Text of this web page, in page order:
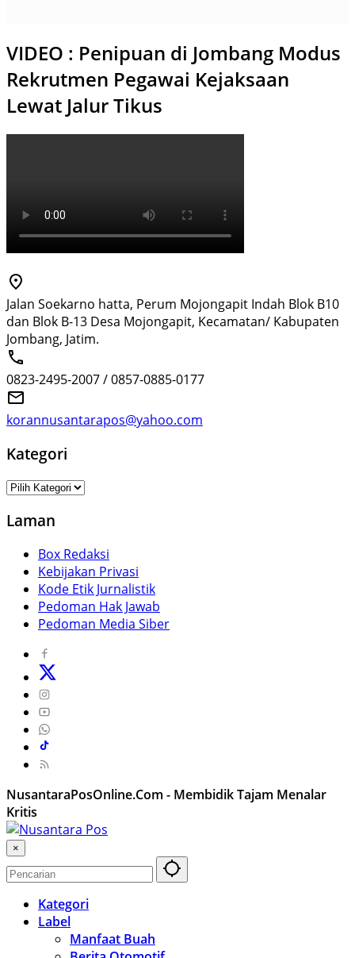
VIDEO : Penipuan di Jombang Modus
Rekrutmen Pegawai Kejaksaan
Lewat Jalur Tikus
Jalan Soekarno hatta, Perum Mojongapit Indah Blok B10
dan Blok B-13 Desa Mojongapit, Kecamatan/ Kabupaten
Jombang, Jatim.
0823-2495-2007 / 0857-0885-0177
korannusantarapos@yahoo.com
Kategori
Kategori
Laman
Box Redaksi
Kebijakan Privasi
Kode Etik Jurnalistik
Pedoman Hak Jawab
Pedoman Media Siber
NusantaraPosOnline.Com - Membidik Tajam Menalar
Kritis
×
Kategori
Label
Manfaat Buah